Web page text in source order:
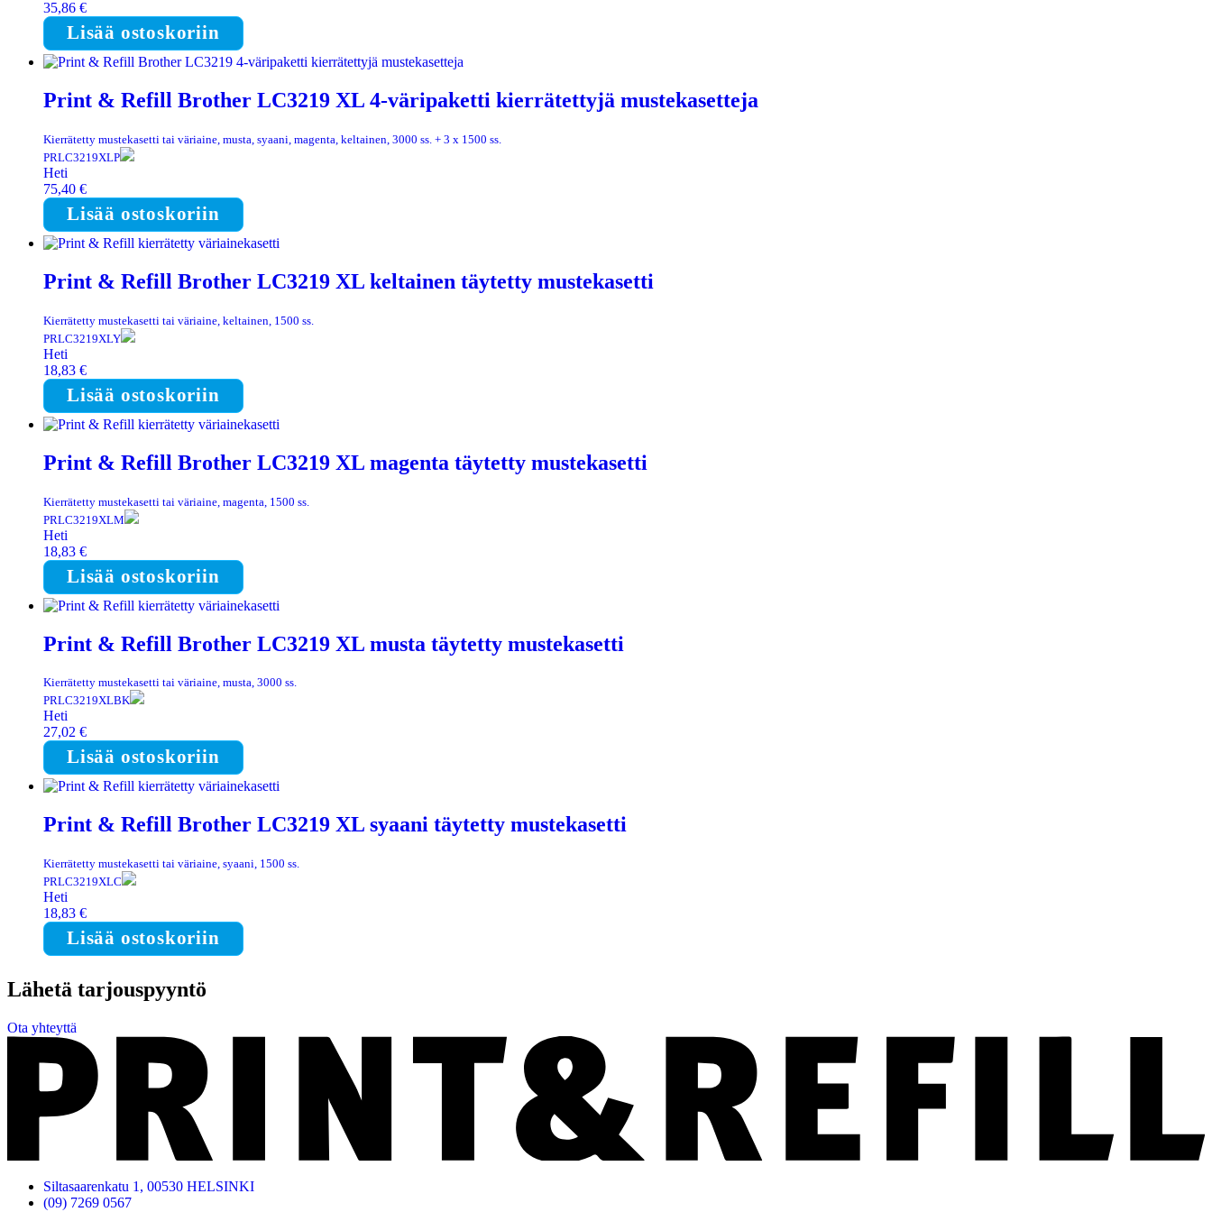
35,86 €
Lisää ostoskoriin
Print & Refill Brother LC3219 XL 4-väripaketti kierrätettyjä mustekasetteja
Kierrätetty mustekasetti tai väriaine, musta, syaani, magenta, keltainen, 3000 ss. + 3 x 1500 ss.
PRLC3219XLP
Heti
75,40 €
Lisää ostoskoriin
Print & Refill Brother LC3219 XL keltainen täytetty mustekasetti
Kierrätetty mustekasetti tai väriaine, keltainen, 1500 ss.
PRLC3219XLY
Heti
18,83 €
Lisää ostoskoriin
Print & Refill Brother LC3219 XL magenta täytetty mustekasetti
Kierrätetty mustekasetti tai väriaine, magenta, 1500 ss.
PRLC3219XLM
Heti
18,83 €
Lisää ostoskoriin
Print & Refill Brother LC3219 XL musta täytetty mustekasetti
Kierrätetty mustekasetti tai väriaine, musta, 3000 ss.
PRLC3219XLBK
Heti
27,02 €
Lisää ostoskoriin
Print & Refill Brother LC3219 XL syaani täytetty mustekasetti
Kierrätetty mustekasetti tai väriaine, syaani, 1500 ss.
PRLC3219XLC
Heti
18,83 €
Lisää ostoskoriin
Lähetä tarjouspyyntö
Ota yhteyttä
Siltasaarenkatu 1, 00530 HELSINKI
(09) 7269 0567